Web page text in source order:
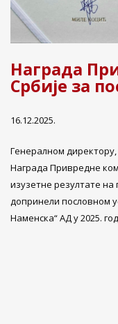
Награда
Србије за
16.12.2025.
Генералном директору,
Награда Привредне
изузетне резултате
допринели пословном
Наменска“ АД у 2025.